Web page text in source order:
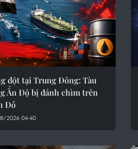
đột tại Trung Đông: Tàu
Ấn Độ bị đánh chìm trên
Đỏ
2026 04:40